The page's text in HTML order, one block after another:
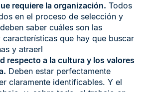
requiere la organización. Todos
en el proceso de selección y
saber cuáles son las
características que hay que buscar
y atraerl
respecto a la cultura y los valores
Deben estar perfectamente
claramente identificables. Y el